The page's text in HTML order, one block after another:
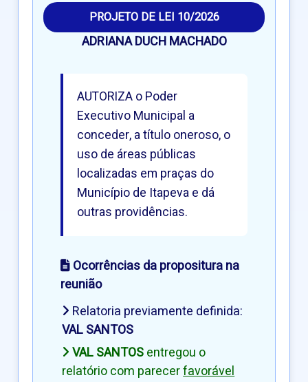
PROJETO DE LEI 10/2026
ADRIANA DUCH MACHADO
AUTORIZA o Poder
Executivo Municipal a
conceder, a título oneroso, o
uso de áreas públicas
localizadas em praças do
Município de Itapeva e dá
outras providências.
Ocorrências da propositura na
reunião
Relatoria previamente definida:
VAL SANTOS
VAL SANTOSentregou o
relatório com parecerfavorável